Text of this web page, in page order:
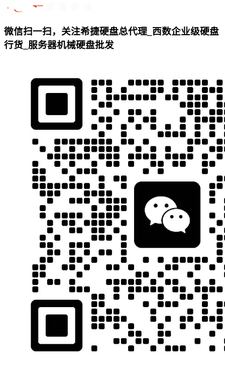
微信扫一扫，关注希捷硬盘总代理_西数企业级硬盘
行货_服务器机械硬盘批发